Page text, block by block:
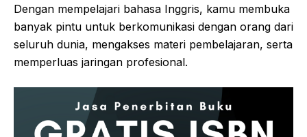
Dengan mempelajari bahasa Inggris, kamu membuka
banyak pintu untuk berkomunikasi dengan orang dari
seluruh dunia, mengakses materi pembelajaran, serta
memperluas jaringan profesional.